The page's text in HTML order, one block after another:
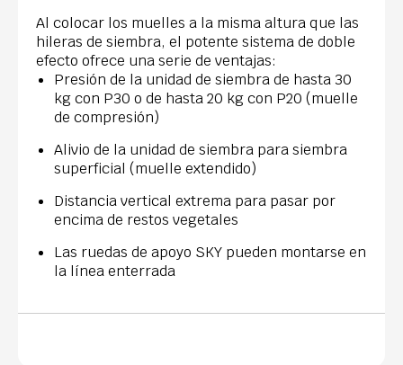
Al colocar los muelles a la misma altura que las
hileras de siembra, el potente sistema de doble
efecto ofrece una serie de ventajas:
Presión de la unidad de siembra de hasta 30
kg con P30 o de hasta 20 kg con P20 (muelle
de compresión)
Alivio de la unidad de siembra para siembra
superficial (muelle extendido)
Distancia vertical extrema para pasar por
encima de restos vegetales
Las ruedas de apoyo SKY pueden montarse en
la línea enterrada